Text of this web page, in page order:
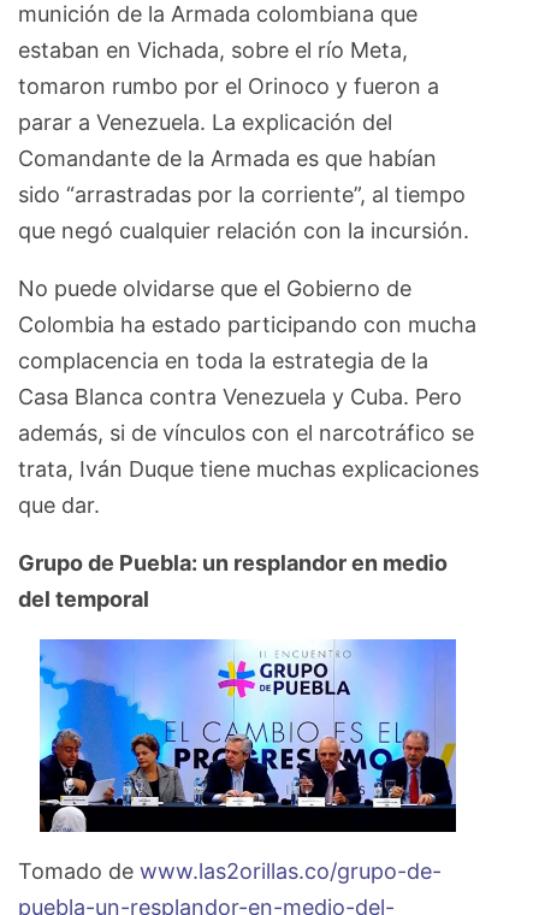
munición de la Armada colombiana que
estaban en Vichada, sobre el río Meta,
tomaron rumbo por el Orinoco y fueron a
parar a Venezuela. La explicación del
Comandante de la Armada es que habían
sido “arrastradas por la corriente”, al tiempo
que negó cualquier relación con la incursión.
No puede olvidarse que el Gobierno de
Colombia ha estado participando con mucha
complacencia en toda la estrategia de la
Casa Blanca contra Venezuela y Cuba. Pero
además, si de vínculos con el narcotráfico se
trata, Iván Duque tiene muchas explicaciones
que dar.
Grupo de Puebla: un resplandor en medio
del temporal
Tomado de www.las2orillas.co/grupo-de-
puebla-un-resplandor-en-medio-del-